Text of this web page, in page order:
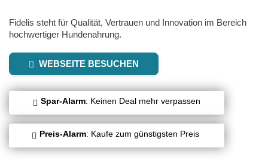
Fidelis steht für Qualität, Vertrauen und Innovation im Bereich
hochwertiger Hundenahrung.
WEBSEITE BESUCHEN
Spar-Alarm: Keinen Deal mehr verpassen
Preis-Alarm: Kaufe zum günstigsten Preis